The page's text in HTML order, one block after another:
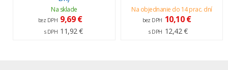
Na sklade
bez DPH 9,69 €
s DPH 11,92 €
Na objednanie do 14 prac. dní
bez DPH 10,10 €
s DPH 12,42 €